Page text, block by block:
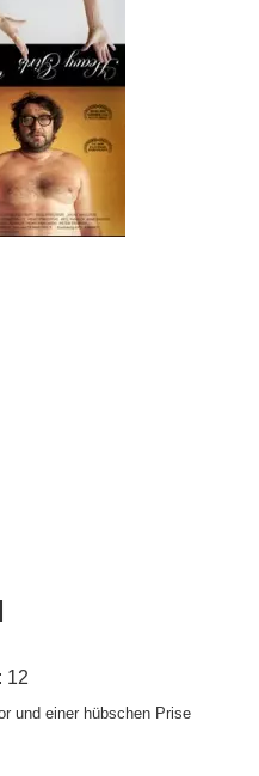
12
und einer hübschen Prise